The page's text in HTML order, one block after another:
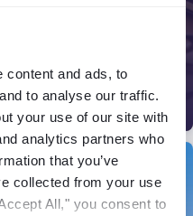
content and ads, to
to analyse our traffic.
your use of our site with
analytics partners who
that you’ve
collected from your use
All," you consent to
我们来看看 2026 年最
你找到完美的匹配图